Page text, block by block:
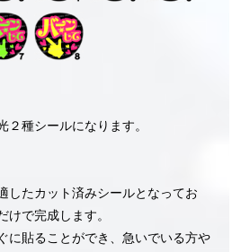
２種シールになります。
したカット済みシールとなってお
けで完成します。
に貼ることができ、急いでいる方や